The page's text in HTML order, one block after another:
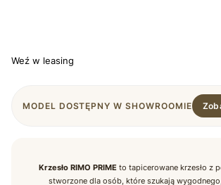
Weź w leasing
MODEL DOSTĘPNY W SHOWROOMIE
Krzesło RIMO PRIME to tapicerowane krzesło z
stworzone dla osób, które szukają